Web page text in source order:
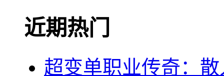
近期热门
超变单职业传奇：